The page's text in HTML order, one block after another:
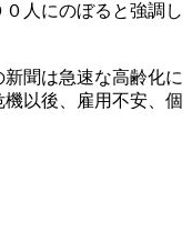
人にのぼると強調し
聞は急速な高齢化に
以後、雇用不安、個